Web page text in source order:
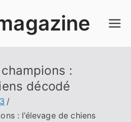
:
décodé
: l’élevage de chiens